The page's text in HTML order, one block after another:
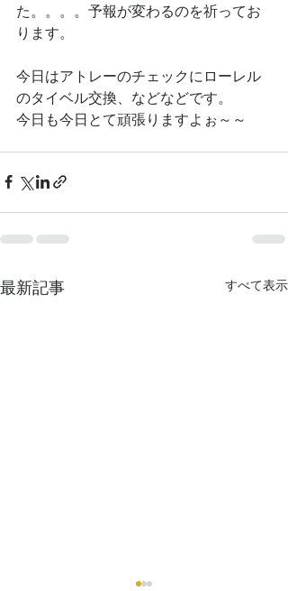
た。。。。予報が変わるのを祈ってお
ります。
今日はアトレーのチェックにローレル
のタイベル交換、などなどです。
今日も今日とて頑張りますよぉ～～
最新記事 すべて表示